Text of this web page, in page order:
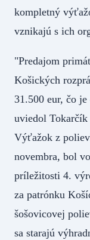
kompletný
vznikajú s ich
"Predajom
Košických
31.500 eur, čo
uviedol
Výťažok z
novembra, bol
príležitosti 4.
za patrónku
šošovicovej
sa starajú